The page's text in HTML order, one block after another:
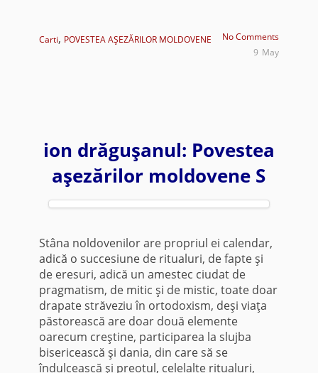
Carti, POVESTEA AŞEZĂRILOR MOLDOVENE
No Comments
May
9
ion drăguşanul: Povestea
aşezărilor moldovene S
Stâna noldovenilor are propriul ei calendar,
adică o succesiune de ritualuri, de fapte şi
de eresuri, adică un amestec ciudat de
pragmatism, de mitic şi de mistic, toate doar
drapate străveziu în ortodoxism, deşi viaţa
păstorească are doar două elemente
oarecum creştine, participarea la slujba
bisericească şi dania, din care să se
îndulcească şi preotul, celelalte ritualuri,